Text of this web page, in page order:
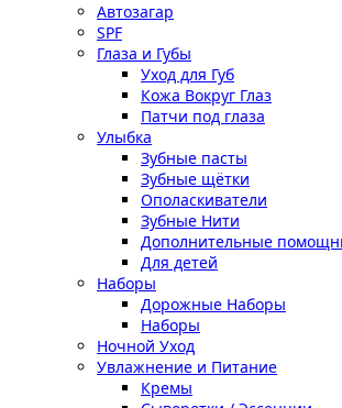
Автозагар
SPF
Глаза и Губы
Уход для Губ
Кожа Вокруг Глаз
Патчи под глаза
Улыбка
Зубные пасты
Зубные щётки
Ополаскиватели
Зубные Нити
Дополнительные
Для детей
Наборы
Дорожные Наборы
Наборы
Ночной Уход
Увлажнение и Питание
Кремы